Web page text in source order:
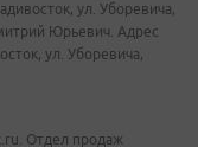
ул. Уборевича,
Юрьевич. Адрес
ул. Уборевича,
Отдел продаж